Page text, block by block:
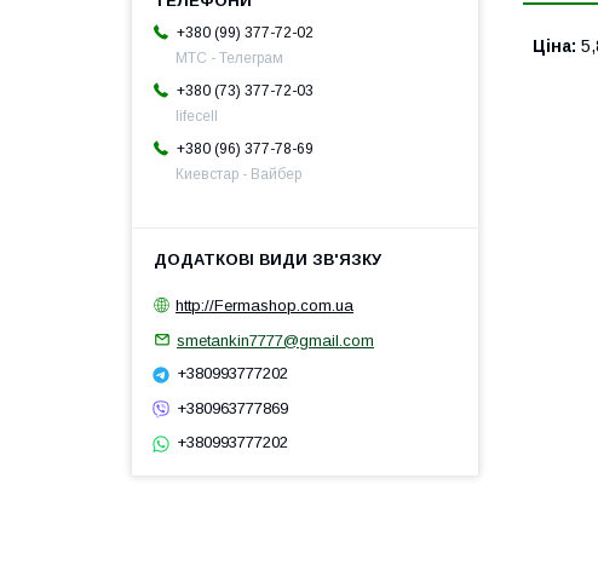
Ціна:
+380 (99) 377-72-02
МТС - Телеграм
+380 (73) 377-72-03
lifecell
+380 (96) 377-78-69
Киевстар - Вайбер
http://Fermashop.com.ua
smetankin7777@gmail.com
+380993777202
+380963777869
+380993777202